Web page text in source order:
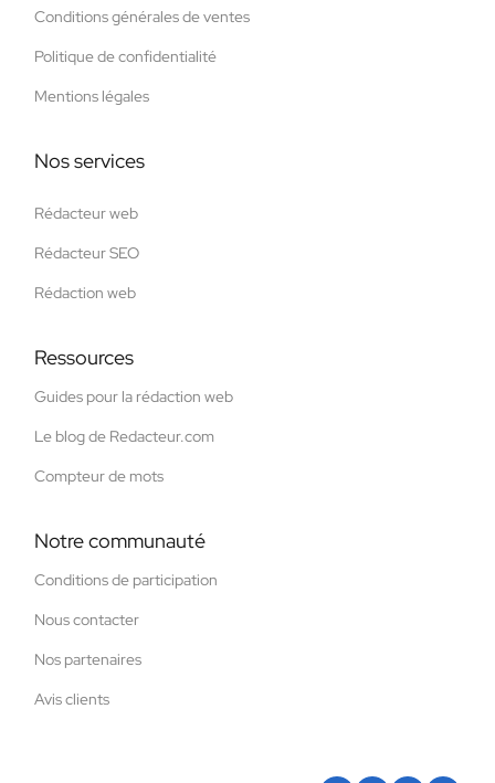
Conditions générales de ventes
Politique de confidentialité
Mentions légales
Nos services
Rédacteur web
Rédacteur SEO
Rédaction web
Ressources
Guides pour la rédaction web
Le blog de Redacteur.com
Compteur de mots
Notre communauté
Conditions de participation
Nous contacter
Nos partenaires
Avis clients